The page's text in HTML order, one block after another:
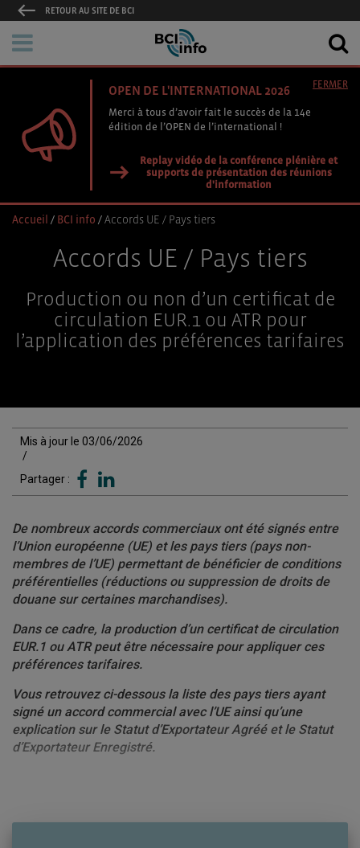
RETOUR AU SITE DE BCI
OPEN DE L'INTERNATIONAL 2026
Merci à tous d’avoir fait le succès de la 14e
édition de l’OPEN de l’international !
Replay vidéo de la conférence plénière et
supports de présentation des réunions
d'information
FERMER
Accueil / BCI info /Accords UE / Pays tiers
Accords UE / Pays tiers
Production ou non d’un certificat de
circulation EUR.1 ou ATR pour
l’application des préférences tarifaires
Mis à jour le 03/06/2026
/
Partager :
De nombreux accords commerciaux ont été signés entre
l’Union européenne (UE) et les pays tiers (pays non-
membres de l’UE) permettant de bénéficier de conditions
préférentielles (réductions ou suppression de droits de
douane sur certaines marchandises).
Dans ce cadre, la production d’un certificat de circulation
EUR.1 ou ATR peut être nécessaire pour appliquer ces
préférences tarifaires.
Vous retrouvez ci-dessous la liste des pays tiers ayant
signé un accord commercial avec l’UE ainsi qu’une
explication sur le Statut d’Exportateur Agréé et le Statut
d’Exportateur Enregistré.